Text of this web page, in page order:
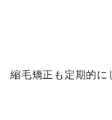
縮毛矯正も定期的に